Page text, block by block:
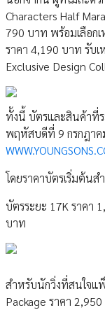
Characters Half
790 บาท พร้อมเลือก
ราคา 4,190 บาท รับ
Exclusive Design
ทั้งนี้ บัตรและสินค้าที่
พฤหัสบดีที่ 9 กรกฎาค
โดยราคาบัตรเริ่มต้น
บัตรระยะ 17K ราคา
บาท
สำหรับนักวิ่งที่สนใจแ
Package ราคา